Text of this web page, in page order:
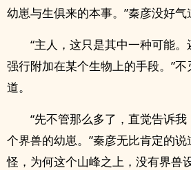
幼崽与生俱来的本事。”秦彦没好气
“主人，这只是其中一种可能
强行附加在某个生物上的手段。”
道。
“先不管那么多了，直觉告诉
个界兽的幼崽。”秦彦无比肯定的
怪，为何这个山峰之上，没有界兽